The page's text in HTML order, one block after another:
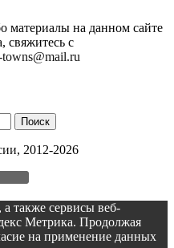
материалы на данном сайте
свяжитесь с
towns@mail.ru
, 2012-2026
а также сервисы веб-
Метрика. Продолжая
на применение данных